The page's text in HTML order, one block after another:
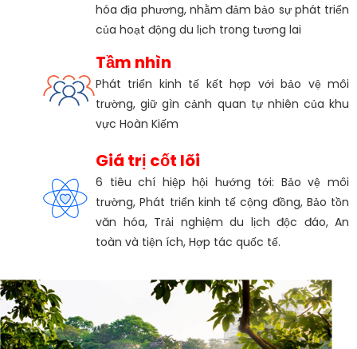
hóa địa phương, nhằm đảm bảo sự phát triển
của hoạt động du lịch trong tương lai
Tầm nhìn
Phát triển kinh tế kết hợp với bảo vệ môi
trường, giữ gìn cảnh quan tự nhiên của khu
vực Hoàn Kiếm
Giá trị cốt lõi
6 tiêu chí hiệp hội hướng tới: Bảo vệ môi
trường, Phát triển kinh tế cộng đồng, Bảo tồn
văn hóa, Trải nghiệm du lịch độc đáo, An
toàn và tiện ích, Hợp tác quốc tế.